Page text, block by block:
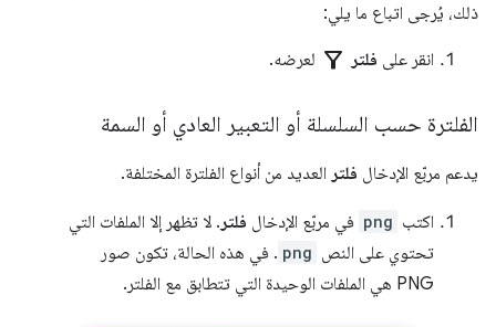
ذلك، يُرجى اتباع ما يلي:
انقر على فلتر filter_alt لعرضه.
الفلترة حسب السلسلة أو التعبير العادي أو السمة
يدعم مربّع الإدخال فلتر العديد من أنواع الفلترة المختلفة.
اكتب png في مربّع الإدخال فلتر . لا تظهر إلا الملفات التي
تحتوي على النص png . في هذه الحالة، تكون صور
PNG هي الملفات الوحيدة التي تتطابق مع الفلتر.